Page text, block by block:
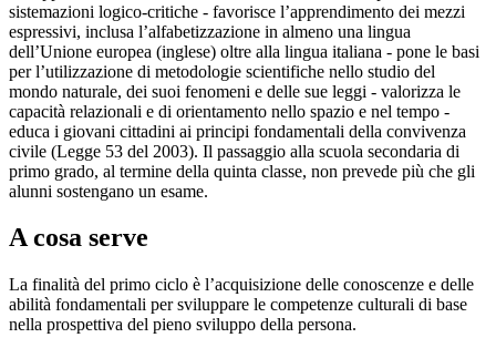
sistemazioni logico-critiche - favorisce l’apprendimento dei mezzi
espressivi, inclusa l’alfabetizzazione in almeno una lingua
dell’Unione europea (inglese) oltre alla lingua italiana - pone le basi
per l’utilizzazione di metodologie scientifiche nello studio del
mondo naturale, dei suoi fenomeni e delle sue leggi - valorizza le
capacità relazionali e di orientamento nello spazio e nel tempo -
educa i giovani cittadini ai principi fondamentali della convivenza
civile (Legge 53 del 2003). Il passaggio alla scuola secondaria di
primo grado, al termine della quinta classe, non prevede più che gli
alunni sostengano un esame.
A cosa serve
La finalità del primo ciclo è l’acquisizione delle conoscenze e delle
abilità fondamentali per sviluppare le competenze culturali di base
nella prospettiva del pieno sviluppo della persona.